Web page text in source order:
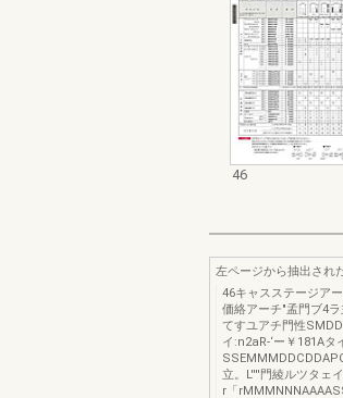
46
左ページから抽出され
46キャスステージア
価絡アーチ"孟門ブ4
てすユアチ門性
イ:n2aR-‘ー￥181A
立。L''''門綾ルツタェ
r「